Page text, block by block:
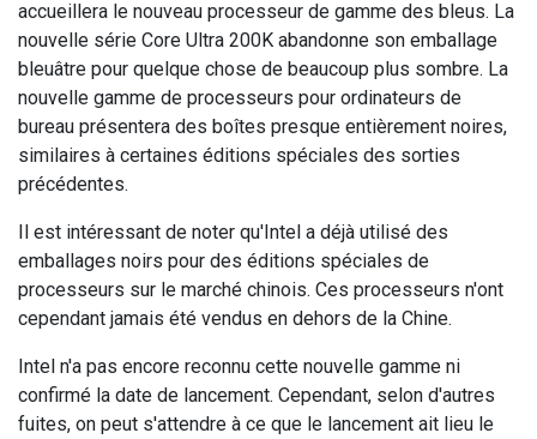
accueillera le nouveau processeur de gamme des bleus. La
nouvelle série Core Ultra 200K abandonne son emballage
bleuâtre pour quelque chose de beaucoup plus sombre. La
nouvelle gamme de processeurs pour ordinateurs de
bureau présentera des boîtes presque entièrement noires,
similaires à certaines éditions spéciales des sorties
précédentes.
Il est intéressant de noter qu'Intel a déjà utilisé des
emballages noirs pour des éditions spéciales de
processeurs sur le marché chinois. Ces processeurs n'ont
cependant jamais été vendus en dehors de la Chine.
Intel n'a pas encore reconnu cette nouvelle gamme ni
confirmé la date de lancement. Cependant, selon d'autres
fuites, on peut s'attendre à ce que le lancement ait lieu le